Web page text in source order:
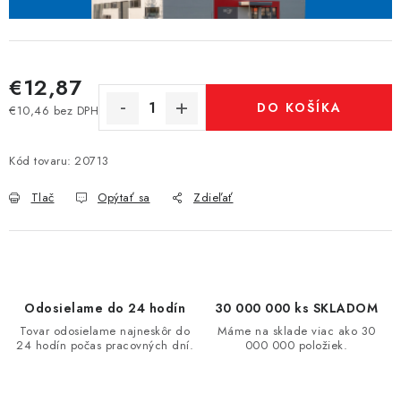
€12,87
€10,46 bez DPH
Jednotková cena:
DO KOŠÍKA
Kód tovaru: 20713
Tlač Opýtať sa Zdieľať
Odosielame do 24 hodín
Tovar odosielame najneskôr do
24 hodín počas pracovných dní.
30 000 000 ks SKLADOM
Máme na sklade viac ako 30
000 000 položiek.